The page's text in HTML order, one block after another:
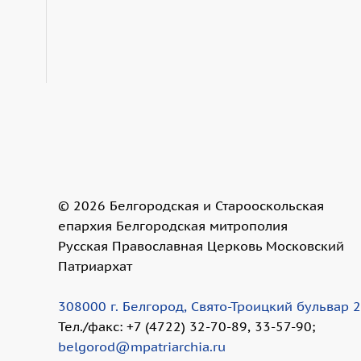
© 2026 Белгородская и Старооскольская
епархия Белгородская митрополия
Русская Православная Церковь Московский
Патриархат
308000 г. Белгород, Свято-Троицкий бульвар
Тел./факс: +7 (4722) 32-70-89, 33-57-90;
belgorod@mpatriarchia.ru